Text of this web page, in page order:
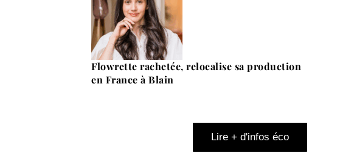
Flowrette rachetée, relocalise sa production
en France à Blain
Lire + d'infos éco